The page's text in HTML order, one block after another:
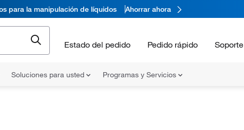
para la manipulación de líquidos Ahorrar ahora
Estado del pedido Pedido rápido Soporte
Soluciones para usted Programas y Servicios